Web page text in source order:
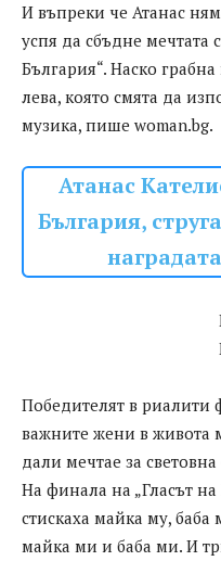
И въпреки че Атанас
успя да сбъдне мечтата
България“. Наско
лева, която смята да
музика, пише woman.bg.
Атанас
България,
Победителят в риалити
важните жени в живота
дали мечтае за световна
На финала на „Гласът
стискаха майка му, баба
майка ми и баба ми. И